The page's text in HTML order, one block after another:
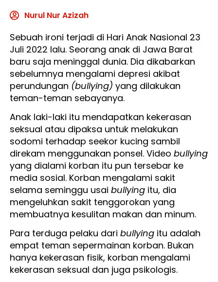
Nurul Nur Azizah
Sebuah ironi terjadi di Hari Anak Nasional 23
Juli 2022 lalu. Seorang anak di Jawa Barat
baru saja meninggal dunia. Dia dikabarkan
sebelumnya mengalami depresi akibat
perundungan (bullying) yang dilakukan
teman-teman sebayanya.
Anak laki-laki itu mendapatkan kekerasan
seksual atau dipaksa untuk melakukan
sodomi terhadap seekor kucing sambil
direkam menggunakan ponsel. Video bullying
yang dialami korban itu pun tersebar ke
media sosial. Korban mengalami sakit
selama seminggu usai bullying itu, dia
mengeluhkan sakit tenggorokan yang
membuatnya kesulitan makan dan minum.
Para terduga pelaku dari bullying itu adalah
empat teman sepermainan korban. Bukan
hanya kekerasan fisik, korban mengalami
kekerasan seksual dan juga psikologis.